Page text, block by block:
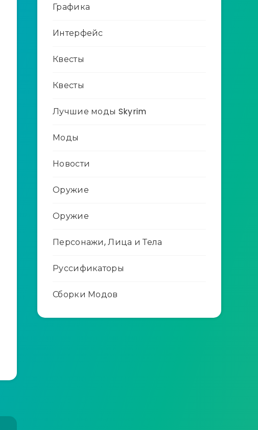
Графика
Интерфейс
Квесты
Квесты
Лучшие моды Skyrim
Моды
Новости
Оружие
Оружие
Персонажи, Лица и Тела
Руссификаторы
Сборки Модов